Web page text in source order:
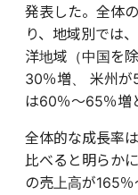
発表した。全体
り、地域別では
洋地域（中国を
30％増、 米州が
は60％～65％増
全体的な成長率
比べると明らか
の売上高が165